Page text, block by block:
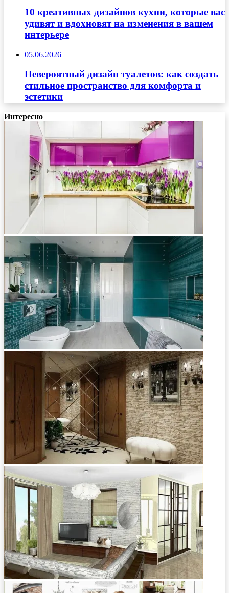
10 креативных дизайнов кухни, которые вас
удивят и вдохновят на изменения в вашем
интерьере
05.06.2026
Невероятный дизайн туалетов: как создать
стильное пространство для комфорта и
эстетики
Интересно